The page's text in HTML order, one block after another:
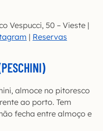
Vespucci, 50 – Vieste |
| Reservas
almoce no pitoresco
ao porto. Tem
fecha entre almoço e